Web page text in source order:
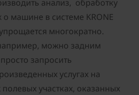
анализ, обработку
о машине в системе KRONE
многократно.
можно задним
запросить
услугах на
участках, оказанных